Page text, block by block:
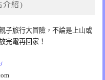
介紹)
子旅行大冒險，不論是上山或
完電再回家！